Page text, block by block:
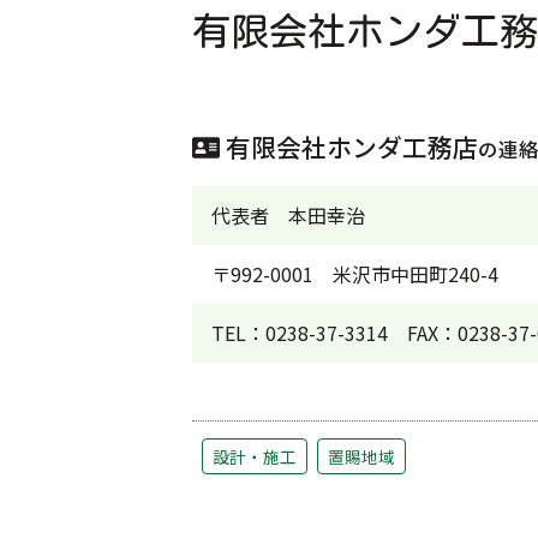
有限会社ホンダ工
有限会社ホンダ工務店の連
代表者 本田幸治
〒992-0001 米沢市中田町240-4
TEL：0238-37-3314 FAX：0238-
設計・施工 置賜地域